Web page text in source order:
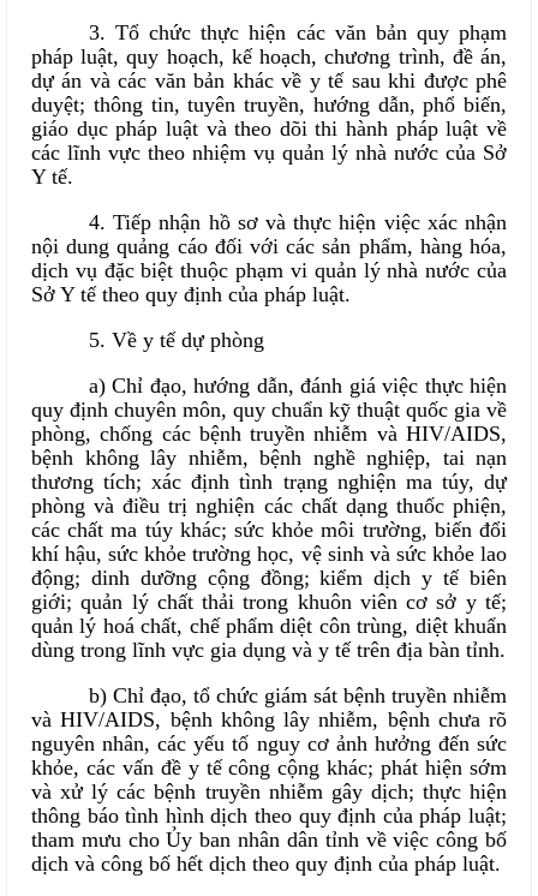
3. Tổ chức thực hiện các văn bản quy phạm
pháp luật, quy hoạch, kế hoạch, chương trình, đề án,
dự án và các văn bản khác về y tế sau khi được phê
duyệt; thông tin, tuyên truyền, hướng dẫn, phổ biến,
giáo dục pháp luật và theo dõi thi hành pháp luật về
các lĩnh vực theo nhiệm vụ quản lý nhà nước của Sở
Y tế.
4. Tiếp nhận hồ sơ và thực hiện việc xác nhận
nội dung quảng cáo đối với các sản phẩm, hàng hóa,
dịch vụ đặc biệt thuộc phạm vi quản lý nhà nước của
Sở Y tế theo quy định của pháp luật.
5. Về y tế dự phòng
a) Chỉ đạo, hướng dẫn, đánh giá việc thực hiện
quy định chuyên môn, quy chuẩn kỹ thuật quốc gia về
phòng, chống các bệnh truyền nhiễm và HIV/AIDS,
bệnh không lây nhiễm, bệnh nghề nghiệp, tai nạn
thương tích; xác định tình trạng nghiện ma túy, dự
phòng và điều trị nghiện các chất dạng thuốc phiện,
các chất ma túy khác; sức khỏe môi trường, biến đổi
khí hậu, sức khỏe trường học, vệ sinh và sức khỏe lao
động; dinh dưỡng cộng đồng; kiểm dịch y tế biên
giới; quản lý chất thải trong khuôn viên cơ sở y tế;
quản lý hoá chất, chế phẩm diệt côn trùng, diệt khuẩn
dùng trong lĩnh vực gia dụng và y tế trên địa bàn tỉnh.
b) Chỉ đạo, tổ chức giám sát bệnh truyền nhiễm
và HIV/AIDS, bệnh không lây nhiễm, bệnh chưa rõ
nguyên nhân, các yếu tố nguy cơ ảnh hưởng đến sức
khỏe, các vấn đề y tế công cộng khác; phát hiện sớm
và xử lý các bệnh truyền nhiễm gây dịch; thực hiện
thông báo tình hình dịch theo quy định của pháp luật;
tham mưu cho Ủy ban nhân dân tỉnh về việc công bố
dịch và công bố hết dịch theo quy định của pháp luật.